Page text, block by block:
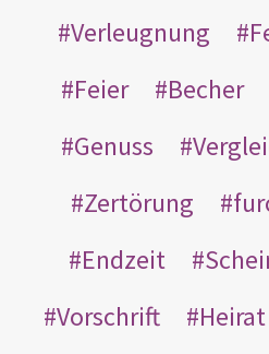
Verleugnung
Feier
Becher
Genuss
Zertörung
Endzeit
Vorschrift
Heirat